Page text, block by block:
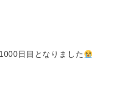
日目となりました